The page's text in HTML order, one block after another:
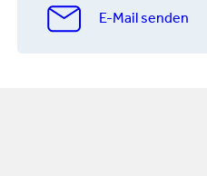
E-Mail senden